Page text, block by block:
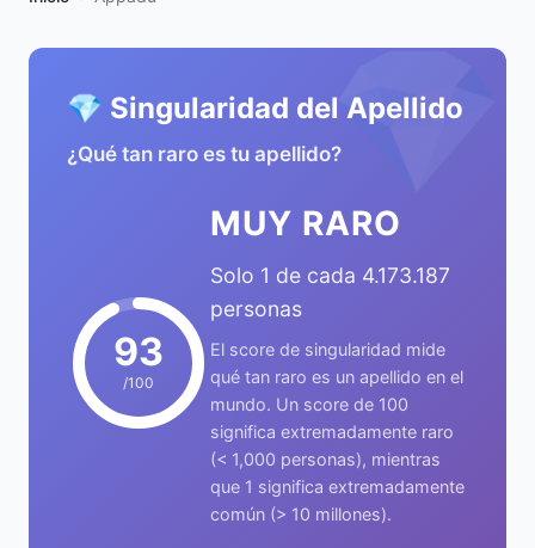
💎
💎 Singularidad del Apellido
¿Qué tan raro es tu apellido?
93
/100
MUY RARO
Solo 1 de cada 4.173.187
personas
El score de singularidad mide
qué tan raro es un apellido en el
mundo. Un score de 100
significa extremadamente raro
(< 1,000 personas), mientras
que 1 significa extremadamente
común (> 10 millones).